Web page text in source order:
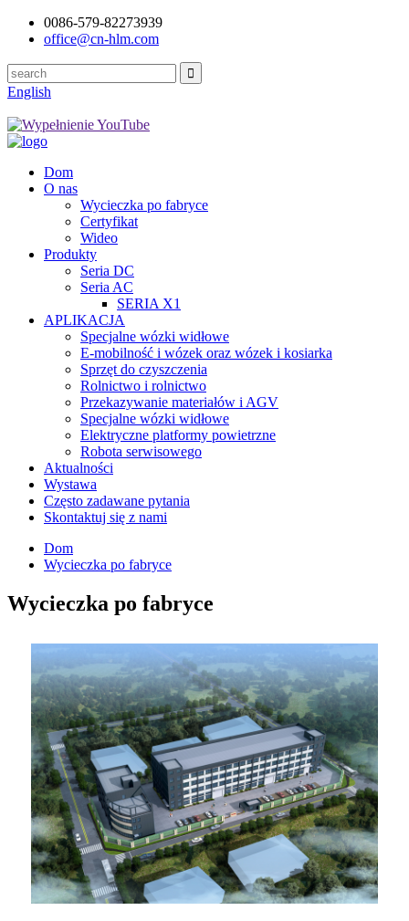
0086-579-82273939
office@cn-hlm.com
English
Dom
O nas
Wycieczka po fabryce
Certyfikat
Wideo
Produkty
Seria DC
Seria AC
SERIA X1
APLIKACJA
Specjalne wózki widłowe
E-mobilność i wózek oraz wózek i kosiarka
Sprzęt do czyszczenia
Rolnictwo i rolnictwo
Przekazywanie materiałów i AGV
Specjalne wózki widłowe
Elektryczne platformy powietrzne
Robota serwisowego
Aktualności
Wystawa
Często zadawane pytania
Skontaktuj się z nami
Dom
Wycieczka po fabryce
Wycieczka po fabryce